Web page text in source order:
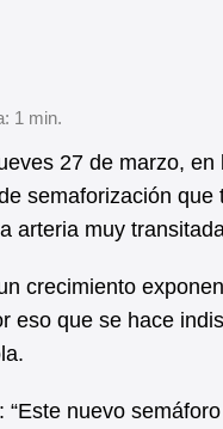
27 de marzo,
semaforización
arteria muy
crecimiento
eso que se hace
“Este nuevo